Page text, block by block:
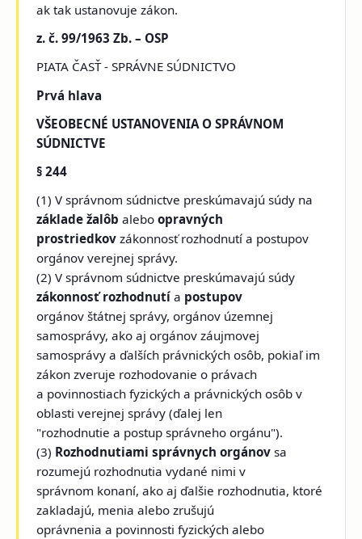
ak tak ustanovuje zákon.
z. č. 99/1963 Zb. – OSP
PIATA ČASŤ - SPRÁVNE SÚDNICTVO
Prvá hlava
VŠEOBECNÉ USTANOVENIA O SPRÁVNOM
SÚDNICTVE
§ 244
(1) V správnom súdnictve preskúmavajú súdy na
základe žalôb aleboopravných
prostriedkov zákonnosť rozhodnutí a postupov
orgánov verejnej správy.
(2) V správnom súdnictve preskúmavajú súdy
zákonnosť rozhodnutí a postupov
orgánov štátnej správy, orgánov územnej
samosprávy, ako aj orgánov záujmovej
samosprávy a ďalších právnických osôb, pokiaľ im
zákon zveruje rozhodovanie o právach
a povinnostiach fyzických a právnických osôb v
oblasti verejnej správy (ďalej len
"rozhodnutie a postup správneho orgánu").
(3) Rozhodnutiami správnych orgánov sa
rozumejú rozhodnutia vydané nimi v
správnom konaní, ako aj ďalšie rozhodnutia, ktoré
zakladajú, menia alebo zrušujú
oprávnenia a povinnosti fyzických alebo